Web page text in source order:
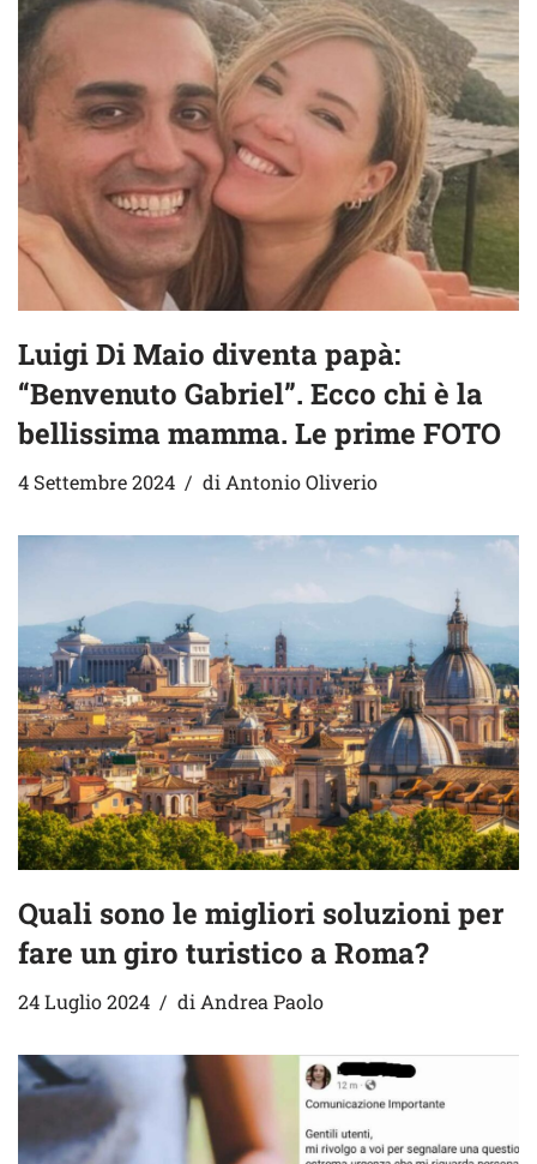
Luigi Di Maio diventa papà:
“Benvenuto Gabriel”. Ecco chi è la
bellissima mamma. Le prime FOTO
4 Settembre 2024 diAntonio Oliverio
Quali sono le migliori soluzioni per
fare un giro turistico a Roma?
24 Luglio 2024 di Andrea Paolo